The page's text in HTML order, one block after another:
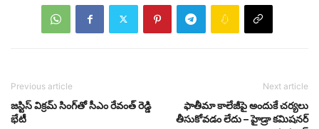
Previous article
జ‌స్టిస్ విక్ర‌మ్ సింగ్‌తో సీఎం రేవంత్ రెడ్డి
భేటీ
Next article
ఫాతీమా కాలేజీపై అందుకే చ‌ర్య‌లు
తీసుకోవ‌డం లేదు – హైడ్రా క‌మిష‌న‌ర్